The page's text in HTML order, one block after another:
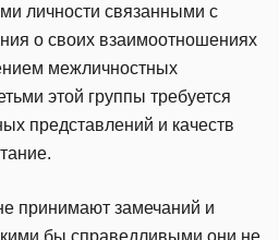
личности связанными с
о своих взаимоотношениях
межличностных
этой группы требуется
представлений и качеств
принимают замечаний и
бы справедливыми они не